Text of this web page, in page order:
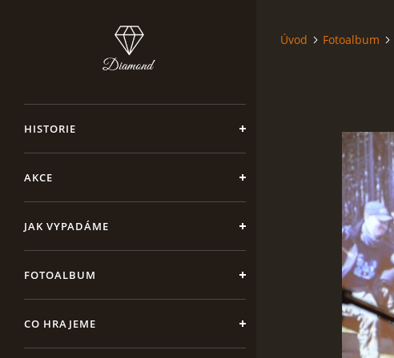
HISTORIE
AKCE
JAK VYPADÁME
FOTOALBUM
CO HRAJEME
Úvod Fotoalbum